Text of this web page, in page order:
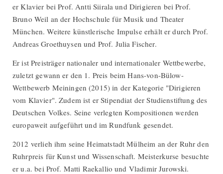
er Klavier bei Prof. Antti Siirala und Dirigieren bei Prof.
Bruno Weil an der Hochschule für Musik und Theater
München. Weitere künstlerische Impulse erhält er durch Prof.
Andreas Groethuysen und Prof. Julia Fischer.
Er ist Preisträger nationaler und internationaler Wettbewerbe,
zuletzt gewann er den 1. Preis beim Hans-von-Bülow-
Wettbewerb Meiningen (2015) in der Kategorie "Dirigieren
vom Klavier". Zudem ist er Stipendiat der Studienstiftung des
Deutschen Volkes. Seine verlegten Kompositionen werden
europaweit aufgeführt und im Rundfunk gesendet.
2012 verlieh ihm seine Heimatstadt Mülheim an der Ruhr den
Ruhrpreis für Kunst und Wissenschaft. Meisterkurse besuchte
er u.a. bei Prof. Matti Raekallio und Vladimir Jurowski.